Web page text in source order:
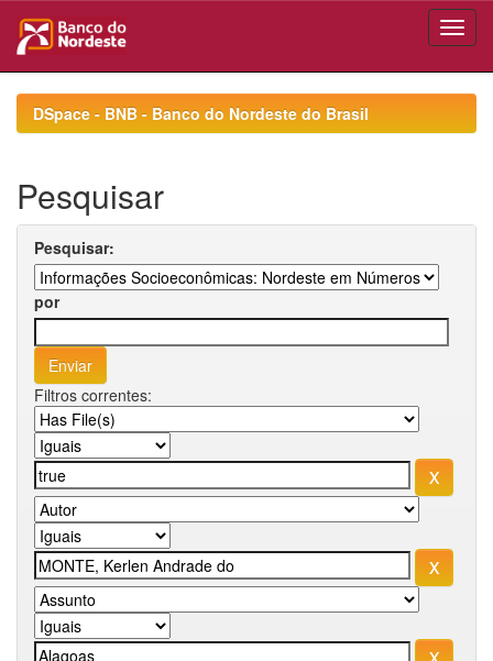
navigationDSpace - BNB - Banco do Nordeste do Brasil
Pesquisar
Pesquisar:
por
Filtros correntes: